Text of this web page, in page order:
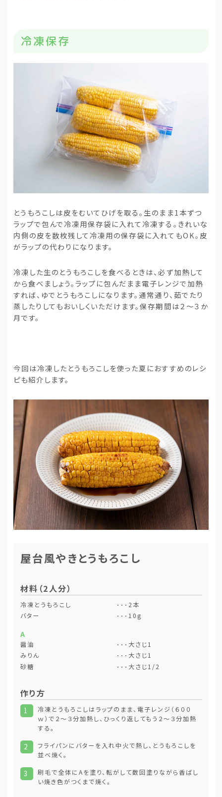
冷凍保存
とうもろこしは皮をむいてひげを取る。生のまま1本ずつ
ラップで包んで冷凍用保存袋に入れて冷凍する。きれいな
内側の皮を数枚残して冷凍用の保存袋に入れてもOK。皮
がラップの代わりになります。
冷凍した生のとうもろこしを食べるときは、必ず加熱して
から食べましょう。ラップに包んだまま電子レンジで加熱
すれば、ゆでとうもろこしになります。通常通り、茹でたり
蒸したりしてもおいしくいただけます。保存期間は２～３か
月です。
今回は冷凍したとうもろこしを使った夏におすすめのレシ
ピも紹介します。
屋台風やきとうもろこし
材料（2人分）
冷凍とうもろこし
2本
バター
10g
A
醤油
大さじ1
みりん
大さじ1
砂糖
大さじ1/2
作り方
1
冷凍とうもろこしはラップのまま、電子レンジ（６００
ｗ）で２～３分加熱し、ひっくり返してもう２～３分加熱
する。
2
フライパンにバターを入れ中火で熱し、とうもろこしを
並べ焼く。
3
刷毛で全体にAを塗り、転がして数回塗りながら香ばし
い焼き色がつくまで焼く。